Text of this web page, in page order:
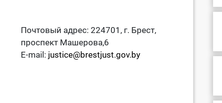
Почтовый адрес: 224701, г. Брест,
проспект Машерова,6
E-mail: justice@brestjust.gov.by